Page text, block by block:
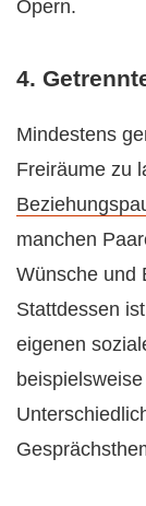
Opern.
4.
Mindestens
Freiräume zu
manchen
Wünsche und
Stattdessen
eigenen